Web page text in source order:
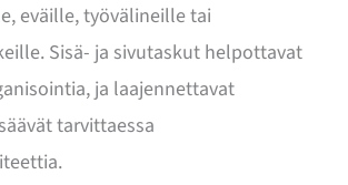
eväille, työvälineille tai
Sisä- ja sivutaskut helpottavat
ja laajennettavat
tarvittaessa